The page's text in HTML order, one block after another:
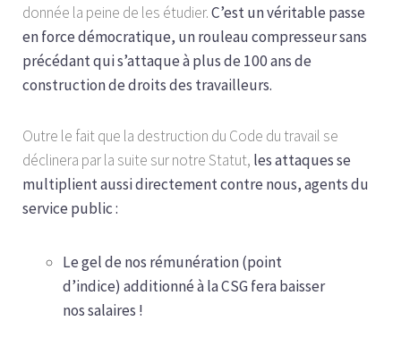
donnée la peine de les étudier.C’est un véritable passe
en force démocratique, un rouleau compresseur sans
précédant qui s’attaque à plus de 100 ans de
construction de droits des travailleurs.
Outre le fait que la destruction du Code du travail se
déclinera par la suite sur notre Statut, les attaques se
multiplient aussi directement contre nous, agents du
service public :
Le gel de nos rémunération (point
d’indice) additionné à la CSG fera baisser
nos salaires !